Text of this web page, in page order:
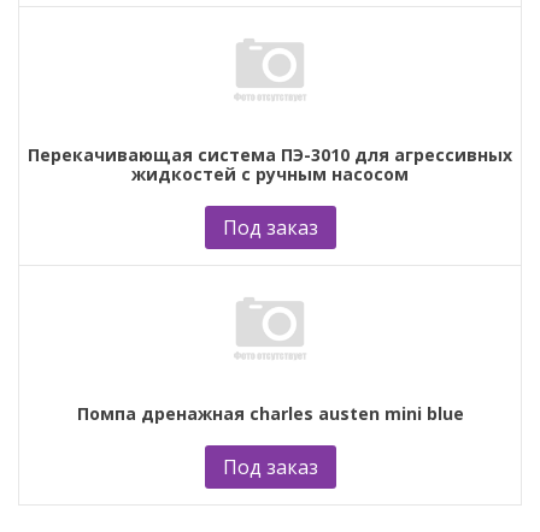
Перекачивающая система ПЭ-3010 для агрессивных
жидкостей с ручным насосом
Под заказ
Помпа дренажная charles austen mini blue
Под заказ